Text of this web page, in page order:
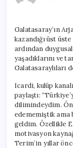
Galatasaray’ın
kazandığı üst
ardından
yaşadıklarını ve
Galatasaraylıları
Icardi, kulüp
paylaştı:
dilimindeydim.
edememiştik ama
geldim. Özellikle
motivasyon
Terim’in yıllar